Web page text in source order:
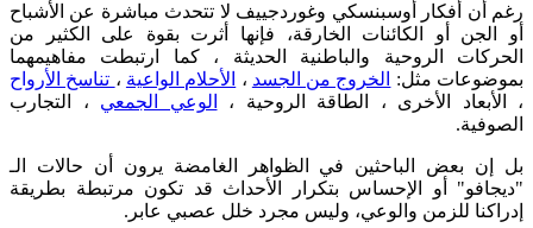
أفكار أوسبنسكي وغوردجييف لا تتحدث مباشرة عن الأشباح
أو الكائنات الخارقة، فإنها أثرت بقوة على الكثير من
الروحية والباطنية الحديثة ، كما ارتبطت مفاهيمهما
مثل:الخروج من الجسد،الأحلام الواعية ،تناسخ الأرواح
الأخرى ، الطاقة الروحية ،الوعي الجمعي
، التجارب
الباحثين في الظواهر الغامضة يرون أن حالات الـ
أو الإحساس بتكرار الأحداث قد تكون مرتبطة بطريقة
للزمن والوعي، وليس مجرد خلل عصبي عابر.